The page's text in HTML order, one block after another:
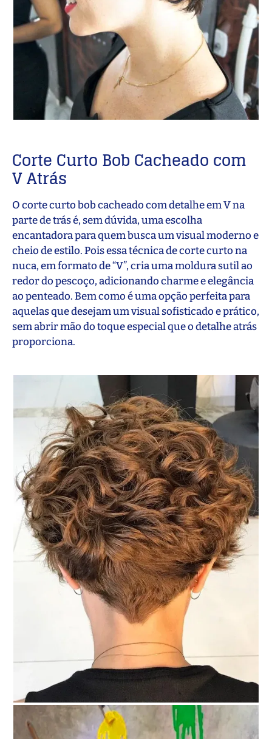
Corte Curto Bob Cacheado com
V Atrás
O corte curto bob cacheado com detalhe em V na
parte de trás é, sem dúvida, uma escolha
encantadora para quem busca um visual moderno e
cheio de estilo. Pois essa técnica de corte curto na
nuca, em formato de “V”, cria uma moldura sutil ao
redor do pescoço, adicionando charme e elegância
ao penteado. Bem como é uma opção perfeita para
aquelas que desejam um visual sofisticado e prático,
sem abrir mão do toque especial que o detalhe atrás
proporciona.